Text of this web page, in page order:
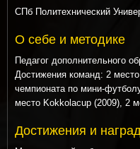
СПб Политехнический
О себе и методике
Педагог дополнительного
Достижения команд: 2
чемпионата по мини-
место Kokkolacup (2009), 2
Достижения и